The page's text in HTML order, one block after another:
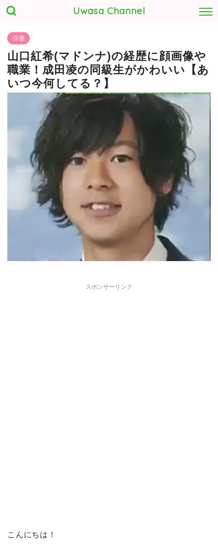
Uwasa Channel
俳優
山口紅希(マドンナ)の経歴に顔画像や
職業！成田凌の同級生がかわいい【あ
いつ今何してる？】
スポンサーリンク
こんにちは！